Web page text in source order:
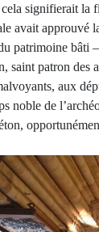
signifierait la
avait approuvé
patrimoine bâti
saint patron des
aux
noble de